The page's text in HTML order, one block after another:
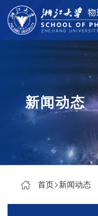
新闻动态
首页 新闻动态